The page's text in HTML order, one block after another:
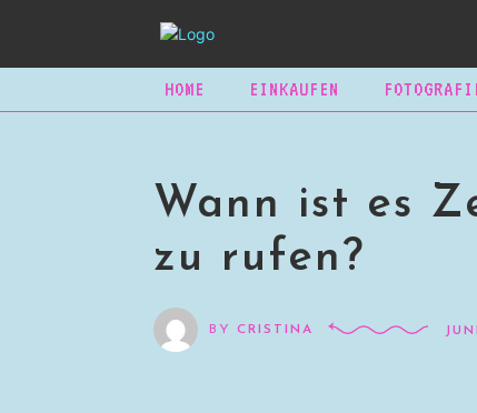
HOME EINKAUFEN
Wann ist es
zu rufen?
BY CRISTINA